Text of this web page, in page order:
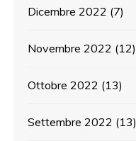
Dicembre 2022 (7)
Novembre 2022 (12)
Ottobre 2022 (13)
Settembre 2022 (13)